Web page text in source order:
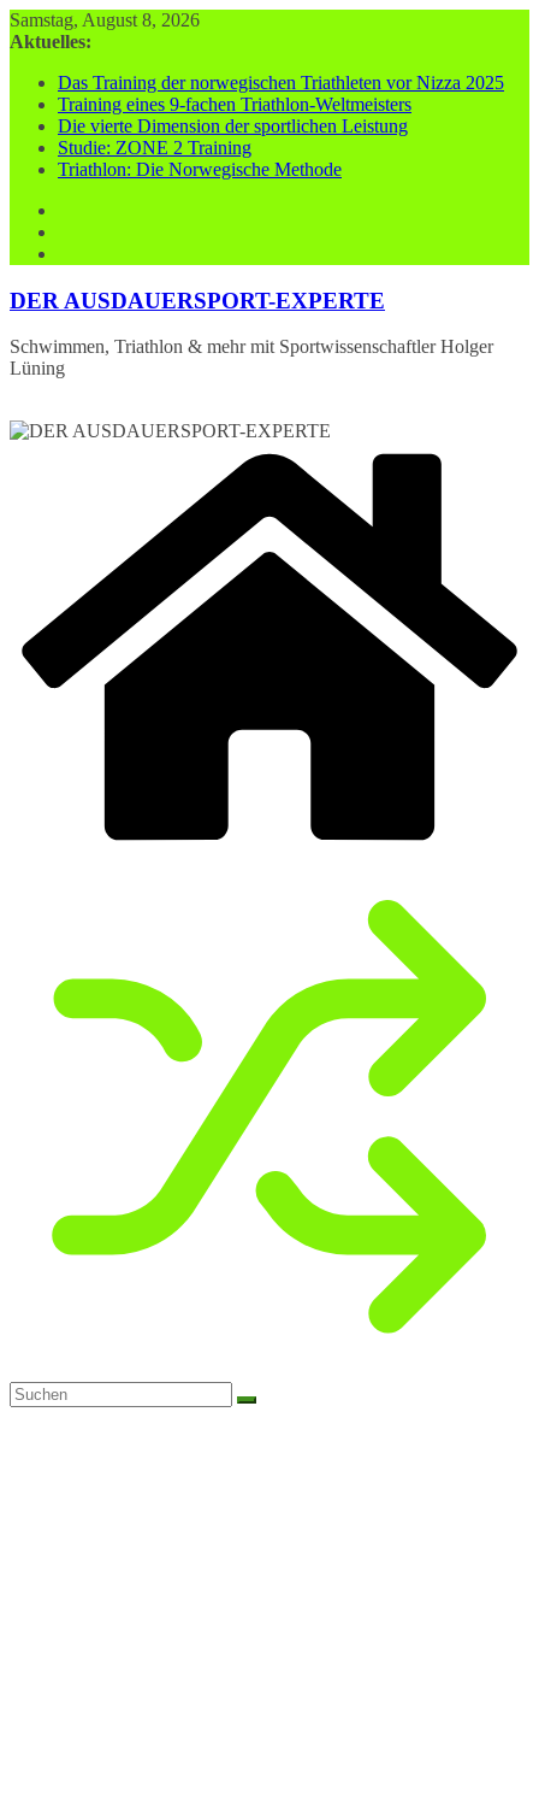
Zum
Inhalt
Samstag, August 8, 2026
Aktuelles:
Das Training der norwegischen Triathleten vor Nizza 2025
Training eines 9-fachen Triathlon-Weltmeisters
Die vierte Dimension der sportlichen Leistung
Studie: ZONE 2 Training
Triathlon: Die Norwegische Methode
DER AUSDAUERSPORT-EXPERTE
Schwimmen, Triathlon & mehr mit Sportwissenschaftler Holger
Lüning